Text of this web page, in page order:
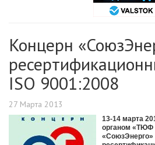
Концерн
ISO 9001:2008
27 Марта 2013
13-14 марта
органом «ТЮФ